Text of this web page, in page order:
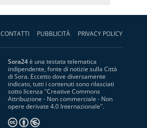
CONTATTI PUBBLICITÀ PRIVACY POLICY
Sora24è una testata telematica
indipendente, fonte di notizie sulla Città
di Sora. Eccetto dove diversamente
indicato, tutti i contenuti sono rilasciati
sotto licenza "Creative Commons
Attribuzione - Non commerciale - Non
opere derivate 4.0 Internazionale".